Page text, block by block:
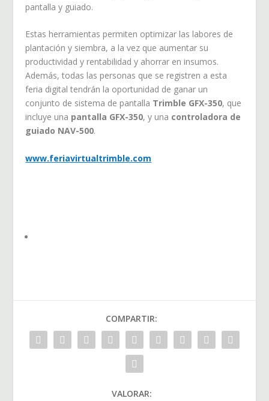
pantalla y guiado.
Estas herramientas permiten optimizar las labores de
plantación y siembra, a la vez que aumentar su
productividad y rentabilidad y ahorrar en insumos.
Además, todas las personas que se registren a esta
feria digital tendrán la oportunidad de ganar un
conjunto de sistema de pantalla Trimble GFX-350, que
incluye una pantalla GFX-350, y una controladora de
guiado NAV-500.
www.feriavirtualtrimble.com
COMPARTIR:
VALORAR: